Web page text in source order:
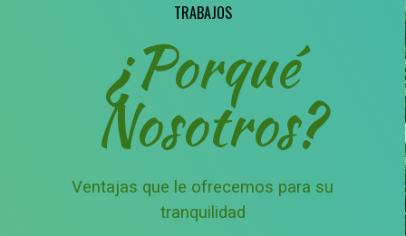
TRABAJOS
¿Porqué
Nosotros?
Ventajas que le ofrecemos para su
tranquilidad